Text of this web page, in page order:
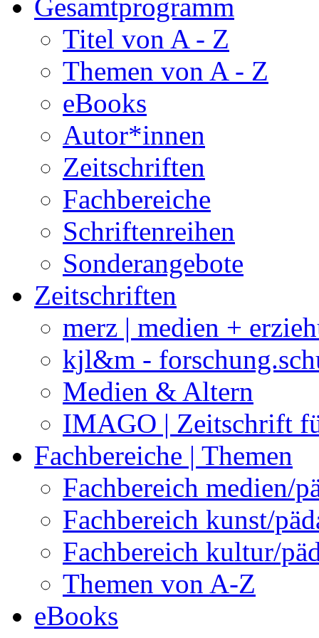
Gesamtprogramm
Titel von A - Z
Themen von A - Z
eBooks
Autor*innen
Zeitschriften
Fachbereiche
Schriftenreihen
Sonderangebote
Zeitschriften
merz | medien +
kjl&m -
Medien & Altern
IMAGO | Zeitschrift
Fachbereiche | Themen
Fachbereich medien/
Fachbereich kunst/
Fachbereich kultur/
Themen von A-Z
eBooks